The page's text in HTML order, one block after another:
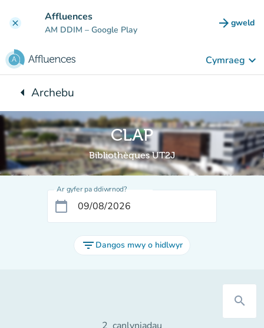
clear Affluences
AM DDIM – Google Play arrow_forward gweld
(tab
Cymraeg keyboard_arrow_down
arrow_leftYn ôl i:
Archebu
CLAP
Bibliothèques UT2J
Ar gyfer pa ddiwrnod?
calendar_today
filter_list Dangos mwy o hidlwyr
search